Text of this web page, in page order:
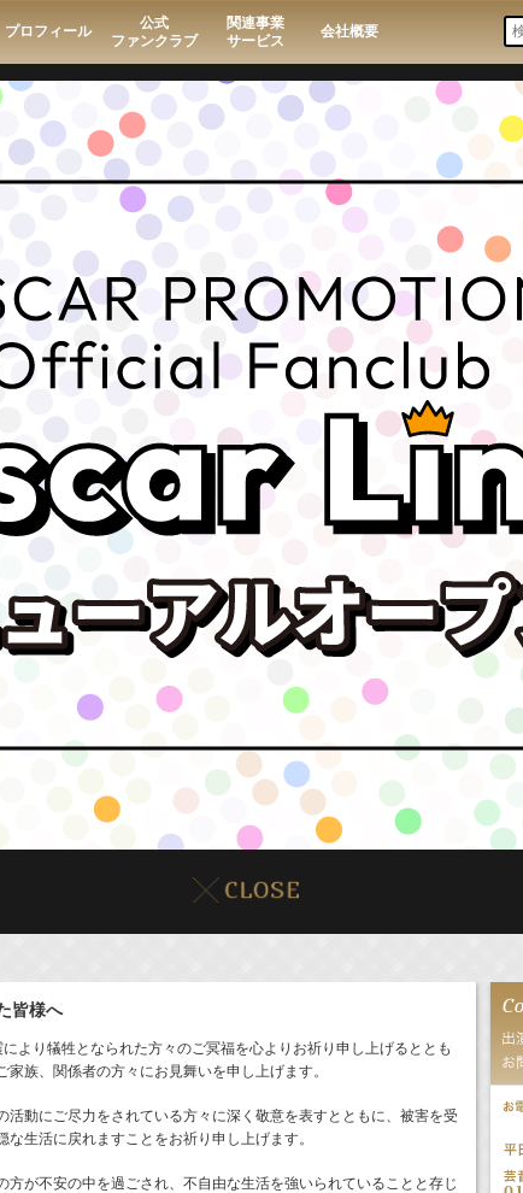
プロフィール
公式
ファンクラブ
関連事業
サービス
会社概要
皆様へ
より犠牲となられた方々のご冥福を心よりお祈り申し上げるととも
族、関係者の方々にお見舞いを申し上げます。
活動にご尽力をされている方々に深く敬意を表すとともに、被害を受
生活に戻れますことをお祈り申し上げます。
方が不安の中を過ごされ、不自由な生活を強いられていることと存じ